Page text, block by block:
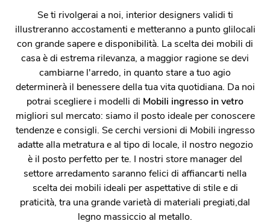
Se ti rivolgerai a noi, interior designers validi ti
illustreranno accostamenti e metteranno a punto glilocali
con grande sapere e disponibilità. La scelta dei mobili di
casa è di estrema rilevanza, a maggior ragione se devi
cambiarne l'arredo, in quanto stare a tuo agio
determinerà il benessere della tua vita quotidiana. Da noi
potrai scegliere i modelli di Mobili ingresso in vetro
migliori sul mercato: siamo il posto ideale per conoscere
tendenze e consigli. Se cerchi versioni di Mobili ingresso
adatte alla metratura e al tipo di locale, il nostro negozio
è il posto perfetto per te. I nostri store manager del
settore arredamento saranno felici di affiancarti nella
scelta dei mobili ideali per aspettative di stile e di
praticità, tra una grande varietà di materiali pregiati,dal
legno massiccio al metallo.